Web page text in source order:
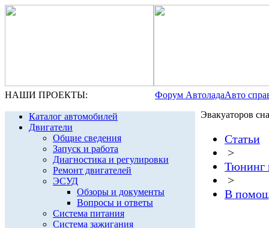
НАШИ ПРОЕКТЫ: Форум АвтоладаАвто
Каталог автомобилей
Двигатели
Общие сведения
Запуск и работа
Диагностика и регулировки
Ремонт двигателей
ЭСУД
Обзоры и документы
Вопросы и ответы
Система питания
Система зажигания
Эвакуаторов
Статьи
>
Тюнинг
>
В